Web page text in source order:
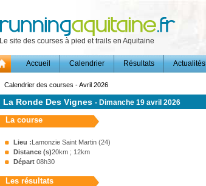
Le site des courses à pied et trails en Aquitaine
Accueil Calendrier Résultats Actualités
Calendrier des courses - Avril 2026
La Ronde Des Vignes - Dimanche 19 avril 2026
La course
Lieu :Lamonzie Saint Martin (24)
Distance (s)20km ; 12km
Départ 08h30
Les résultats